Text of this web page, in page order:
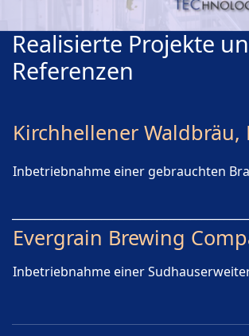
Realisierte Projekte
Referenzen
Kirchhellener Waldbräu,
Inbetriebnahme einer gebrauchten
Evergrain Brewing
Inbetriebnahme einer